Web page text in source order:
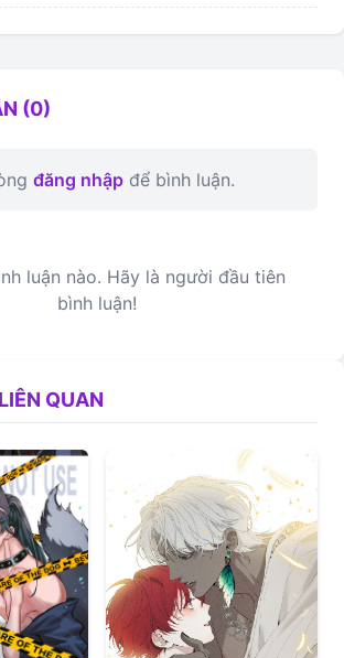
(0)
đăng nhập để bình luận.
luận nào. Hãy là người đầu tiên
bình luận!
QUAN